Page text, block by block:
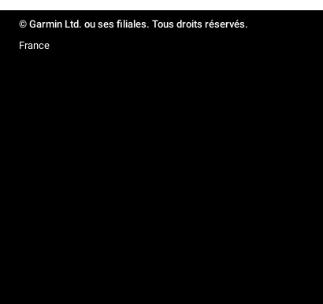
© Garmin Ltd. ou ses filiales. Tous droits réservés.
France